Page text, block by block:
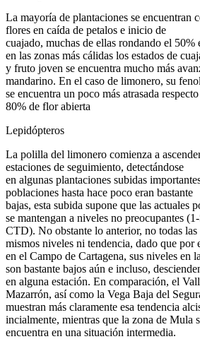
La mayoría de plantaciones se encuentran
flores en caída de petalos e inicio de
cuajado, muchas de ellas rondando el 50%
en las zonas más cálidas los estados de
y fruto joven se encuentra mucho más
mandarino. En el caso de limonero, su
se encuentra un poco más atrasada
80% de flor abierta
Lepidópteros
La polilla del limonero comienza a
estaciones de seguimiento, detectándose
en algunas plantaciones subidas
poblaciones hasta hace poco eran bastante
bajas, esta subida supone que las actuales
se mantengan a niveles no preocupantes
CTD). No obstante lo anterior, no todas las
mismos niveles ni tendencia, dado que por
en el Campo de Cartagena, sus niveles en
son bastante bajos aún e incluso,
en alguna estación. En comparación, el
Mazarrón, así como la Vega Baja del
muestran más claramente esa tendencia
incialmente, mientras que la zona de Mula
encuentra en una situación intermedia.